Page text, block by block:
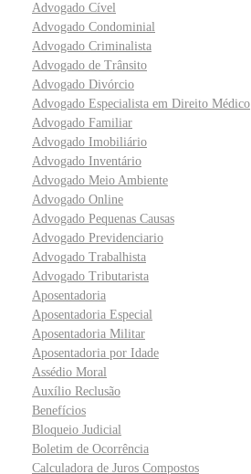
Advogado Cível
Advogado Condominial
Advogado Criminalista
Advogado de Trânsito
Advogado Divórcio
Advogado Especialista em Direito Médico
Advogado Familiar
Advogado Imobiliário
Advogado Inventário
Advogado Meio Ambiente
Advogado Online
Advogado Pequenas Causas
Advogado Previdenciario
Advogado Trabalhista
Advogado Tributarista
Aposentadoria
Aposentadoria Especial
Aposentadoria Militar
Aposentadoria por Idade
Assédio Moral
Auxílio Reclusão
Benefícios
Bloqueio Judicial
Boletim de Ocorrência
Calculadora de Juros Compostos